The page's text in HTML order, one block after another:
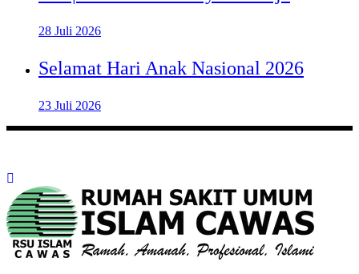
28 Juli 2026
Selamat Hari Anak Nasional 2026
23 Juli 2026